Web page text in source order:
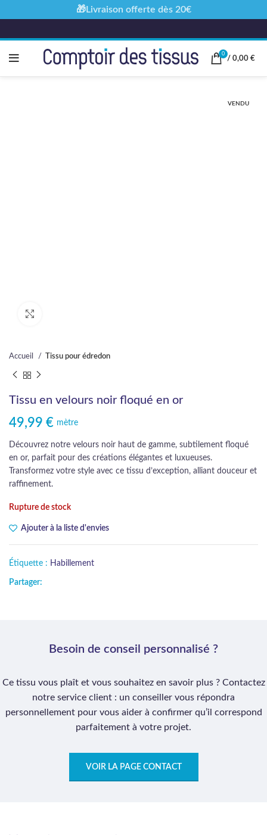
0
/ 0,00 €
VENDU
Accueil Tissu pour édredon
Tissu en velours noir floqué en or
49,99 € mètre
Découvrez notre velours noir haut de gamme, subtilement floqué
en or, parfait pour des créations élégantes et luxueuses.
Transformez votre style avec ce tissu d’exception, alliant douceur et
raffinement.
Rupture de stock
Ajouter à la liste d'envies
Étiquette : Habillement
Partager:
Besoin de conseil personnalisé ?
Ce tissu vous plaît et vous souhaitez en savoir plus ? Contactez
notre service client : un conseiller vous répondra
personnellement pour vous aider à confirmer qu’il correspond
parfaitement à votre projet.
VOIR LA PAGE CONTACT
🎁Livraison offerte dès 20€